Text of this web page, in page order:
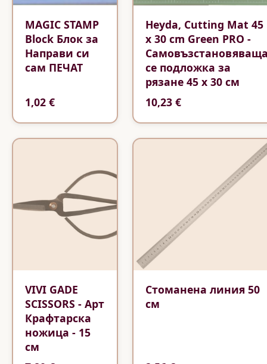
MAGIC STAMP
Block Блок за
Направи си
сам ПЕЧАТ
1,02 €
Heyda, Cutting Mat 45
x 30 cm Green PRO -
се подложка за
рязане 45 x 30 см
10,23 €
VIVI GADE
SCISSORS - Арт
Крафтарска
ножица - 15
см
Стоманена линия 50
см